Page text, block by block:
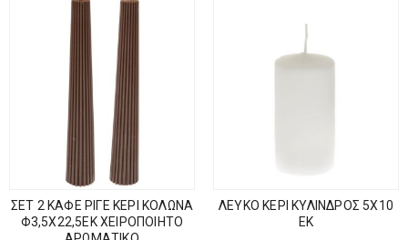
ΣΕΤ 2 ΚΑΦΕ ΡΙΓΕ ΚΕΡΙ ΚΟΛΩΝΑ
Φ3,5Χ22,5ΕΚ ΧΕΙΡΟΠΟΙΗΤΟ
ΛΕΥΚΟ ΚΕΡΙ ΚΥΛΙΝΔΡΟΣ 5Χ10
ΕΚ